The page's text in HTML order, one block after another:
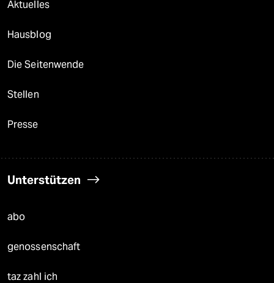
Aktuelles
Hausblog
Die Seitenwende
Stellen
Presse
Unterstützen
abo
genossenschaft
taz zahl ich